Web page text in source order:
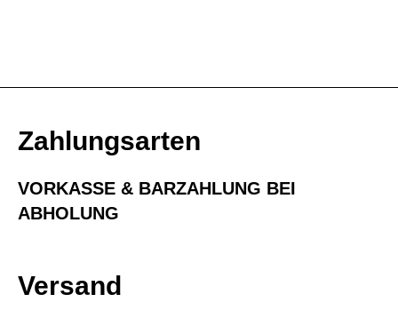
Zahlungsarten
VORKASSE & BARZAHLUNG BEI
ABHOLUNG
Versand